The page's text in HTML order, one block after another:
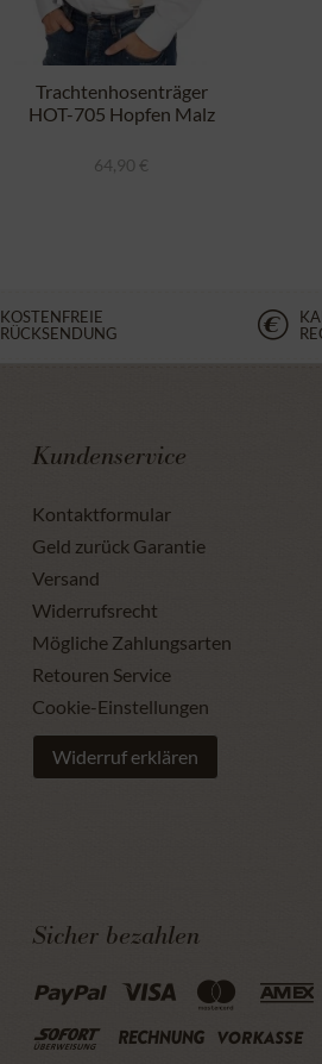
Trachtenhosenträger
HOT-705 Hopfen Malz
64,90 €
KOSTENFREIE
RÜCKSENDUNG
Kundenservice
Kontaktformular
Geld zurück Garantie
Versand
Widerrufsrecht
Mögliche Zahlungsarten
Retouren Service
Cookie-Einstellungen
Widerruf erklären
Sicher bezahlen